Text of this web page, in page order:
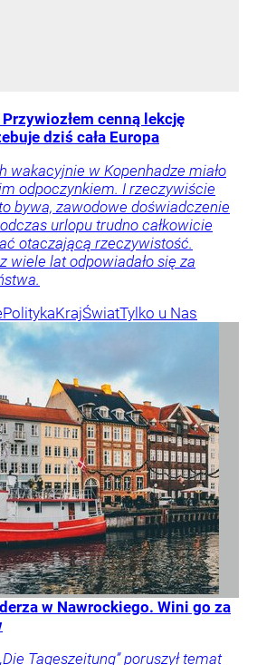
cenną lekcję
dziś cała Europa
wakacyjnie w Kopenhadze miało
odpoczynkiem. I rzeczywiście
bywa, zawodowe doświadczenie
urlopu trudno całkowicie
otaczającą rzeczywistość.
wiele lat odpowiadało się za
PolitykaKrajŚwiatTylko u Nas
w Nawrockiego. Wini go za
Tageszeitung” poruszył temat